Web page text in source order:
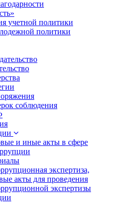
учетной политики
политики
соблюдения
и иные акты в сфере
экспертиза,
акты для проведения
экспертизы